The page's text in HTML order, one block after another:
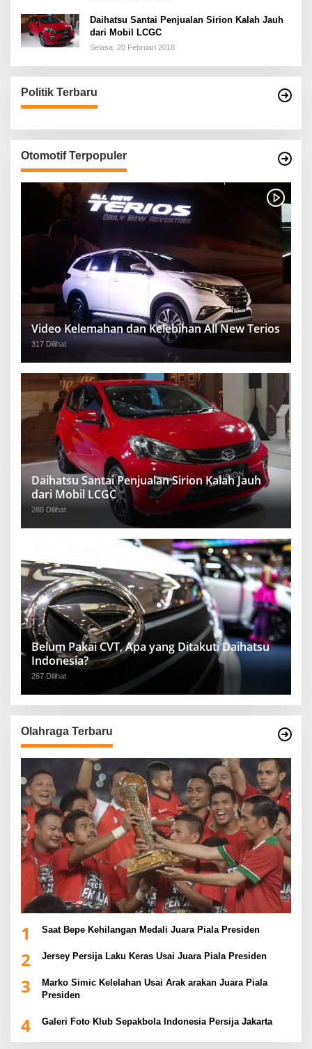
Daihatsu Santai Penjualan Sirion Kalah Jauh
dari Mobil LCGC
Selasa, 20 Februari 2018
Politik Terbaru
Otomotif Terpopuler
Video Kelemahan dan Kelebihan All New Terios
317 Dilihat
Daihatsu Santai Penjualan Sirion Kalah Jauh
dari Mobil LCGC
288 Dilihat
Belum Pakai CVT, Apa yang Ditakuti Daihatsu
Indonesia?
267 Dilihat
Olahraga Terbaru
1 Saat Bepe Kehilangan Medali Juara Piala Presiden
2 Jersey Persija Laku Keras Usai Juara Piala Presiden
3
Marko Simic Kelelahan Usai Arak arakan Juara Piala
Presiden
4 Galeri Foto Klub Sepakbola Indonesia Persija Jakarta